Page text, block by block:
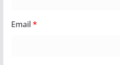
Email*